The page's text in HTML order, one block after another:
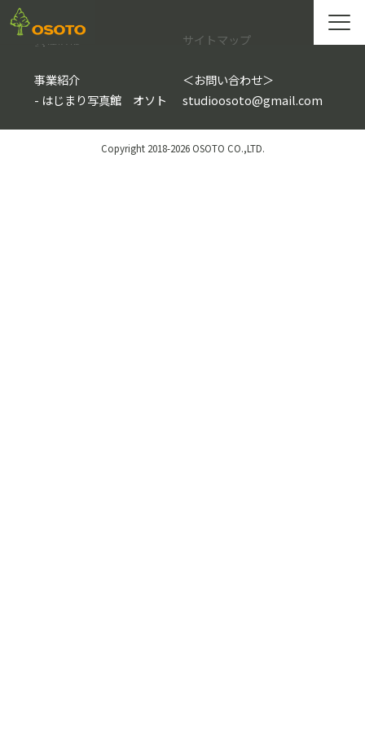
会社情報 サイトマップ
事業紹介
- はじまり写真館 オソト
＜お問い合わせ＞
studioosoto@gmail.com
Copyright 2018-2026 OSOTO CO.,LTD.